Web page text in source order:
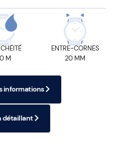
M
ENTRE-CORNES
20 MM
informations
détaillant